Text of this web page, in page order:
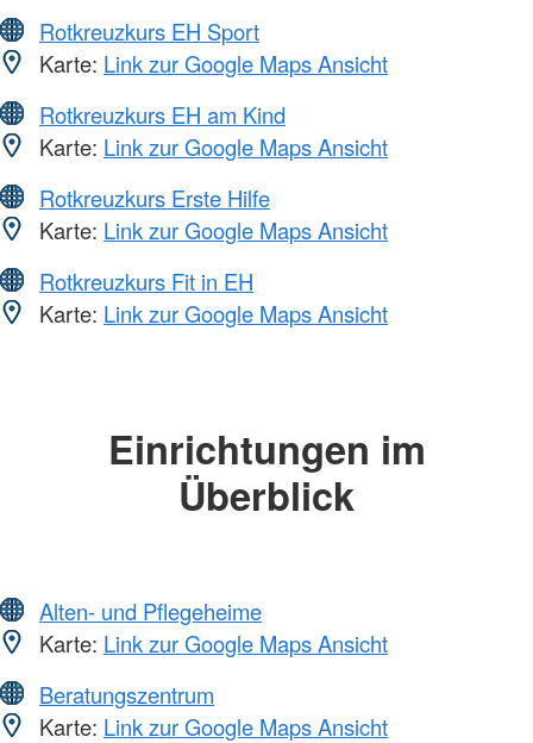
Rotkreuzkurs EH Sport
Karte: Link zur Google Maps Ansicht
Rotkreuzkurs EH am Kind
Karte: Link zur Google Maps Ansicht
Rotkreuzkurs Erste Hilfe
Karte: Link zur Google Maps Ansicht
Rotkreuzkurs Fit in EH
Karte: Link zur Google Maps Ansicht
Einrichtungen im
Überblick
Alten- und Pflegeheime
Karte: Link zur Google Maps Ansicht
Beratungszentrum
Karte: Link zur Google Maps Ansicht